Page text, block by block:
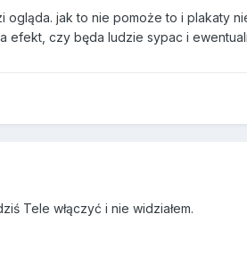
ogląda. jak to nie pomoże to i plakaty
efekt, czy będa ludzie sypac i
Tele włączyć i nie widziałem.